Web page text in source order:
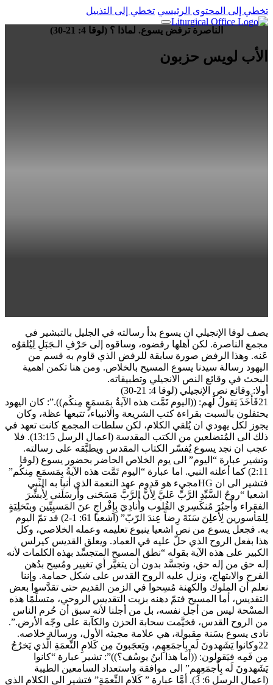
تخطي إلى المحتوى الرئيسي تخطي إلى التذييل
الناصرة ترفض يسوع. لماذا ؟ (لوقا 4: 21-30)
الأب لويس حزبون
يصف لوقا الإنجيلي ان يسوع بدأ رسالته في الجليل بالتبشير في
مجمع الناصرة. لكن أهلها رفضوه، وساقوه إلى حَرْفِ الـجَبَلِ لِيُلقوُه
عَنه. وهذا الرفض صورة سابقة للرفض الذي قاوم به قسم من
اليهود رسالة سيدنا يسوع المسيح بالخلاص. ومن هنا تكمن اهمية
البحث في وقائع النص الانجيلي وتطبيقاته.
أولا: وقائع نص الإنجيلي (لوقا 4: 21-30)
21فَأَخَذَ يَقولُ لَهم: ((اليوم تَمَّت هذه الآيةُ بِمَسمَعٍ مِنكُم)).”: كان اليهود
يحتفلون بالسبت بقراءة كتب الشريعة والانبياء، تتبعها عظة، وكان
يجوز لكل يهودي ان يُلقي الكلام، لكن سلطات المجمع كانت تعهد في
ذلك الى المُتضلعين من الكتب المقدسة (اعمال الرسل 13:15). فلا
عجب ان نجد يسوع يُفسّر الكتاب المقدس ويطبَّقه على رسالته.
وتشير عبارة “اليوم” الى يوم الخلاص الحاضر بحضور يسوع (لوقا
2:11) كما أعلنه النبي. اما عبارة “اليوم تَمَّت هذه الآيةُ بِمَسمَعٍ مِنكُم”
فتشير الى ان HGمجيء هو قدوم عهد النعمة الذي أنبا به النبي
اشعيا “روحُ السَّيِّدِ الرَّبِّ عَليَّ لِأَنَّ الرَّبَّ مَسَحَنى وأَرسَلَني لِأُبشِّرَ
الفقراء وأَجبُرَ مُنكَسِري القُلوب وأُنادِيَ بِإِفْراجٍ عنَ المَسبِيِّين وبتَخلِيَةٍ
لِلمَأسورين لِأُعلِنَ سَنَةَ رِضاً عِندَ الرّبّ” (اشعيا 61: 1-2) قد تمّ اليوم
به. فجعل يسوع من نص اشعيا ينبوع تعليمه وعمله الخلاصي، وكل
هذا بفعل الروح الذي حلّ عليه في العماد. ويعلق القديس كيرلس
الكبير على هذه الآية بقوله “نطق المسيح المتجسِّد بهذه الكلمات لأنه
إله حق من إله حق، وتجسَّد بدون أن يتغيَّر أي تغيير ومُسِح بدُهن
الفرح والابتهاج، ونزل عليه الروح القدس على شكل حمامة. وإننا
نعلم أن الملوك والكهنة مُسِحوا في الزمن القديم حتى تقدَّسوا بعض
التقديس، أما المسيح فتمّ دهنه بزيت التقديس الروحي، متسلِّمًا هذه
المسْحة ليس من أجل نفسه، بل من أجلنا لأنه سبق أن حُرم الناس
من الروح القدس، فخيَّمت سحابة الحزن والكآبة على وجّه الأرض.”.
نادى يسوع بسَنة مقبولة، هي علامة مجيئه الأول، ورسالة خلاصه.
22وكانوا يَشَهدونَ لَه بِأَجمَعِهِم، ويَعجَبونَ مِن كَلامِ النِّعمَةِ الَّذي يَخرُجُ
مِن فَمِه فيَقولون: ((أَما هذا ابنُ يوسُف؟))”: تشير عبارة “كانوا
يَشَهدونَ لَه بِأَجمَعِهِم” الى موافقة واستعداد السامعين الطيبة
(اعمال الرسل 6: 3). أمَّا عبارة ” كَلامِ النِّعمَةِ” فتشير الى الكلام الذي